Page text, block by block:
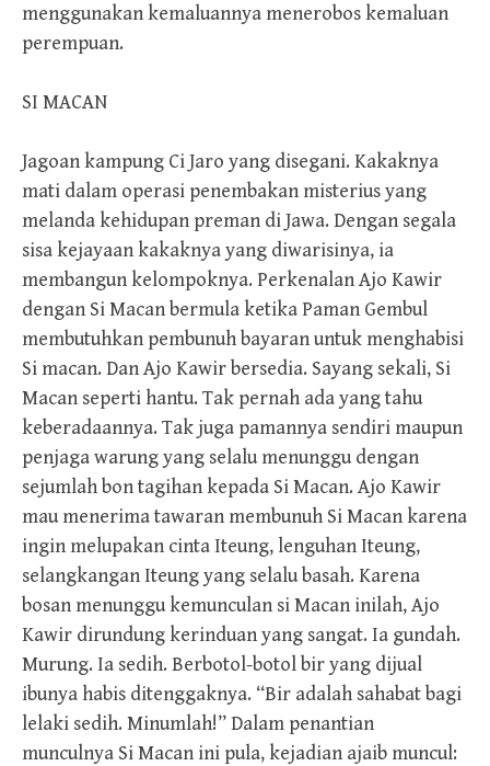
menggunakan kemaluannya menerobos kemaluan
perempuan.
SI MACAN
Jagoan kampung Ci Jaro yang disegani. Kakaknya
mati dalam operasi penembakan misterius yang
melanda kehidupan preman di Jawa. Dengan segala
sisa kejayaan kakaknya yang diwarisinya, ia
membangun kelompoknya. Perkenalan Ajo Kawir
dengan Si Macan bermula ketika Paman Gembul
membutuhkan pembunuh bayaran untuk menghabisi
Si macan. Dan Ajo Kawir bersedia. Sayang sekali, Si
Macan seperti hantu. Tak pernah ada yang tahu
keberadaannya. Tak juga pamannya sendiri maupun
penjaga warung yang selalu menunggu dengan
sejumlah bon tagihan kepada Si Macan. Ajo Kawir
mau menerima tawaran membunuh Si Macan karena
ingin melupakan cinta Iteung, lenguhan Iteung,
selangkangan Iteung yang selalu basah. Karena
bosan menunggu kemunculan si Macan inilah, Ajo
Kawir dirundung kerinduan yang sangat. Ia gundah.
Murung. Ia sedih. Berbotol-botol bir yang dijual
ibunya habis ditenggaknya. “Bir adalah sahabat bagi
lelaki sedih. Minumlah!” Dalam penantian
munculnya Si Macan ini pula, kejadian ajaib muncul: